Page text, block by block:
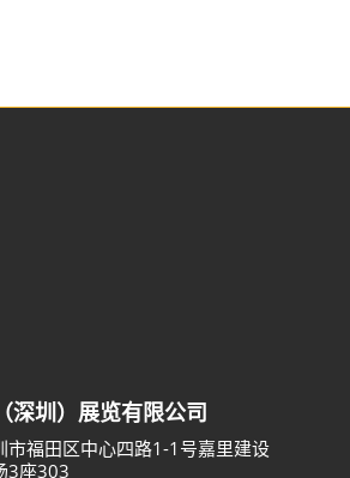
深圳）展览有限公司
市福田区中心四路1-1号嘉里建设
3座303